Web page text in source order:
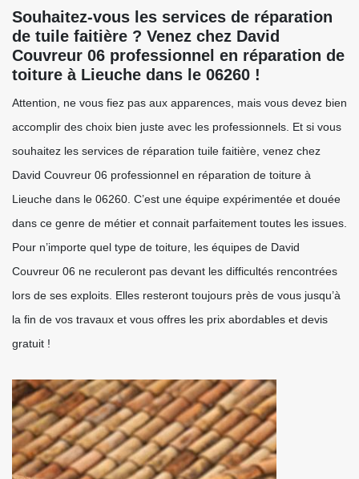
Souhaitez-vous les services de réparation
de tuile faitière ? Venez chez David
Couvreur 06 professionnel en réparation de
toiture à Lieuche dans le 06260 !
Attention, ne vous fiez pas aux apparences, mais vous devez bien
accomplir des choix bien juste avec les professionnels. Et si vous
souhaitez les services de réparation tuile faitière, venez chez
David Couvreur 06 professionnel en réparation de toiture à
Lieuche dans le 06260. C’est une équipe expérimentée et douée
dans ce genre de métier et connait parfaitement toutes les issues.
Pour n’importe quel type de toiture, les équipes de David
Couvreur 06 ne reculeront pas devant les difficultés rencontrées
lors de ses exploits. Elles resteront toujours près de vous jusqu’à
la fin de vos travaux et vous offres les prix abordables et devis
gratuit !